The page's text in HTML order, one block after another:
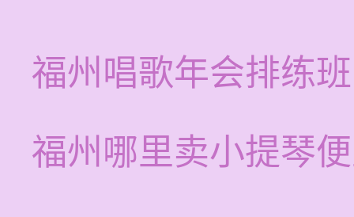
福州唱歌年会排练
福州哪里卖小提琴